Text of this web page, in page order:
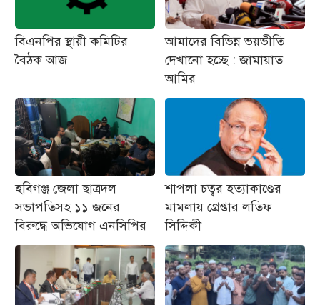
বিএনপির স্থায়ী কমিটির
বৈঠক আজ
আমাদের বিভিন্ন ভয়ভীতি
দেখানো হচ্ছে : জামায়াত
আমির
হবিগঞ্জ জেলা ছাত্রদল
সভাপতিসহ ১১ জনের
বিরুদ্ধে অভিযোগ এনসিপির
শাপলা চত্বর হত্যাকাণ্ডের
মামলায় গ্রেপ্তার লতিফ
সিদ্দিকী